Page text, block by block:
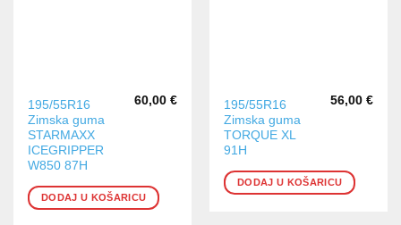
195/55R16
Zimska guma
STARMAXX
ICEGRIPPER
W850 87H
60,00 €
DODAJ U KOŠARICU
195/55R16
Zimska guma
TORQUE XL
91H
56,00 €
DODAJ U KOŠARICU